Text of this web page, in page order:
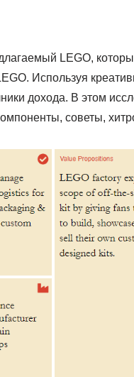
LEGO,
Используя
дохода. В этом
советы,